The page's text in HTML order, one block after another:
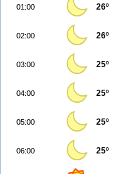
01:00 26º
02:00 26º
03:00 25º
04:00 25º
05:00 25º
06:00 25º